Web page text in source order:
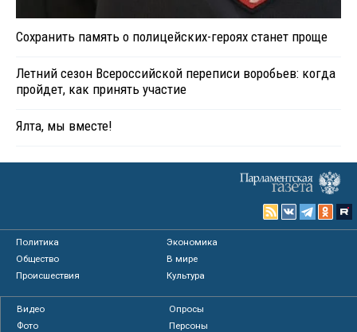
Сохранить память о полицейских-героях станет проще
Летний сезон Всероссийской переписи воробьев: когда
пройдет, как принять участие
Ялта, мы вместе!
Политика
Экономика
Общество
В мире
Происшествия
Культура
Видео
Опросы
Фото
Персоны